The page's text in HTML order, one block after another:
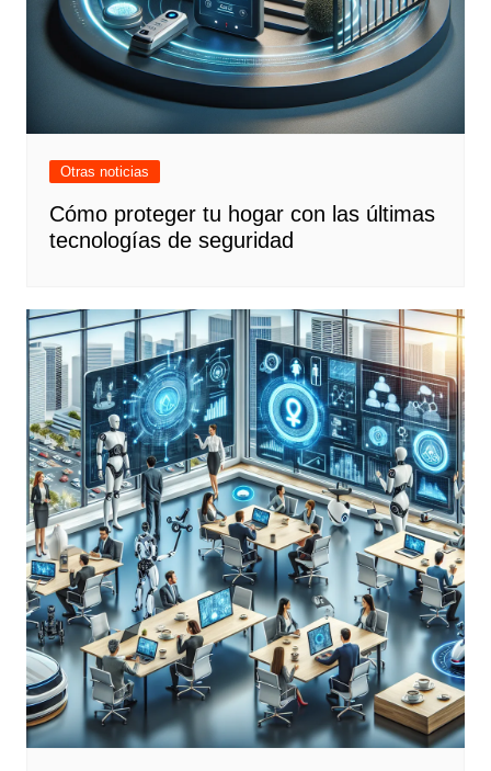
Otras noticias
Cómo proteger tu hogar con las últimas
tecnologías de seguridad